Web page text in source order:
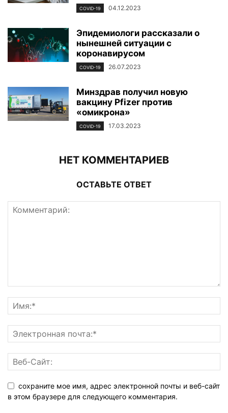
COVID-19 04.12.2023
Эпидемиологи рассказали о
нынешней ситуации с
коронавирусом
COVID-19 26.07.2023
Минздрав получил новую
вакцину Pfizer против
«омикрона»
COVID-19 17.03.2023
НЕТ КОММЕНТАРИЕВ
ОСТАВЬТЕ ОТВЕТ
сохраните мое имя, адрес электронной почты и веб-сайт
в этом браузере для следующего комментария.